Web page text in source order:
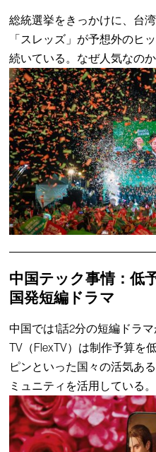
総統選挙をきっかけに、台
「スレッズ」が予想外のヒ
続いている。なぜ人気なのか
中国テック事情：低
国発短編ドラマ
中国では1話2分の短編ドラ
TV（FlexTV）は制作予算を
ピンといった国々の活気あ
ミュニティを活用している。